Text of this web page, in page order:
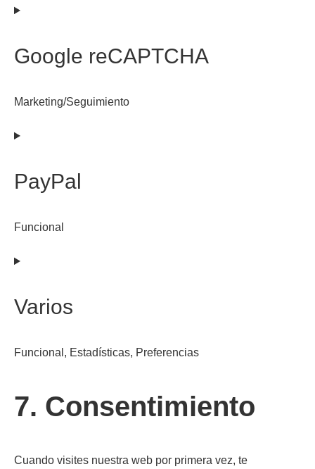
Consent
google-
Google reCAPTCHA
Marketing/Seguimiento
Consent
google-
PayPal
Funcional
Consent
paypal
Varios
Funcional, Estadísticas, Preferencias
to
service
7. Consentimiento
Cuando visites nuestra web por primera vez, te